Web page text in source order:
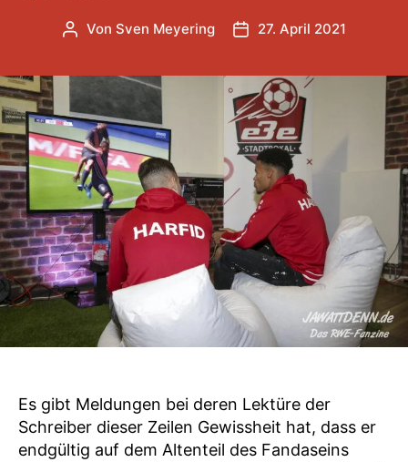
Beitragsautor
Von Sven Meyering Veröffentlichungsdatum
27. April 2021
Es gibt Meldungen bei deren Lektüre der
Schreiber dieser Zeilen Gewissheit hat, dass er
endgültig auf dem Altenteil des Fandaseins